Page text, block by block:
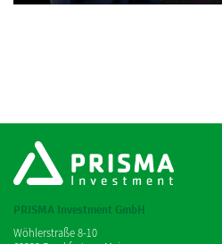
PRISMA Investment GmbH
Wöhlerstraße 8-10